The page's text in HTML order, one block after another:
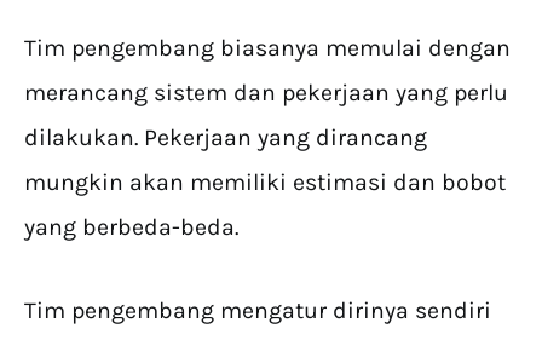
Tim pengembang biasanya memulai dengan
merancang sistem dan pekerjaan yang perlu
dilakukan. Pekerjaan yang dirancang
mungkin akan memiliki estimasi dan bobot
yang berbeda-beda.
Tim pengembang mengatur dirinya sendiri